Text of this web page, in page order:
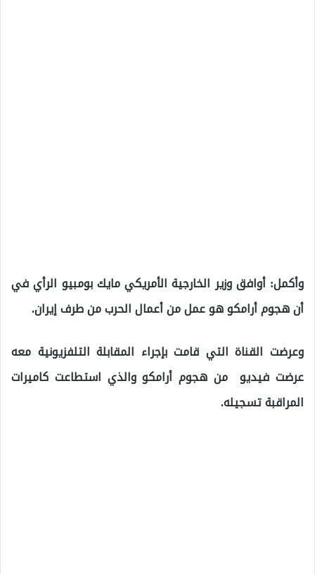
وأكمل: أوافق وزير الخارجية الأمريكي مايك بومبيو الرأي في
أن هجوم أرامكو هو عمل من أعمال الحرب من طرف إيران.
وعرضت القناة التي قامت بإجراء المقابلة التلفزيونية معه
عرضت فيديو من هجوم أرامكو والذي استطاعت كاميرات
المراقبة تسجيله.